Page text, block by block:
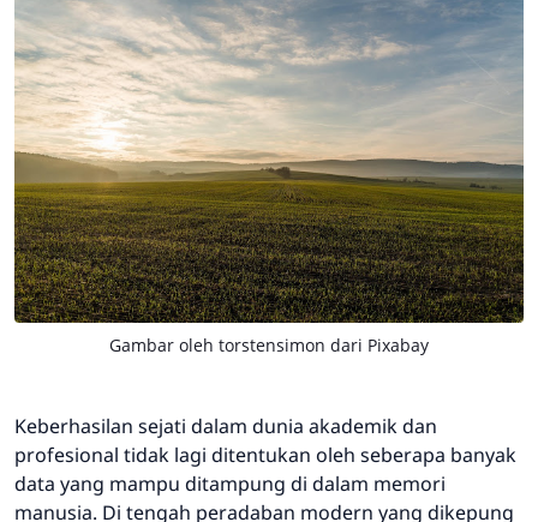
Gambar oleh torstensimon dari Pixabay
Keberhasilan sejati dalam dunia akademik dan
profesional tidak lagi ditentukan oleh seberapa banyak
data yang mampu ditampung di dalam memori
manusia. Di tengah peradaban modern yang dikepung